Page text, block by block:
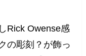
Rick Owense感
の彫刻？が飾っ